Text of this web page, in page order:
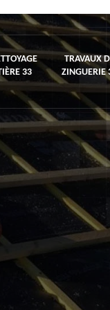
33
TRAVAUX
ZINGUERIE